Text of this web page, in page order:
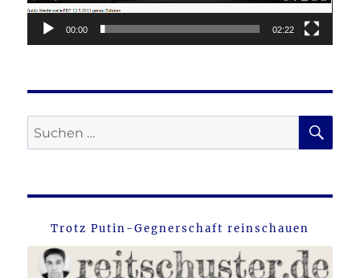
00:00 02:22
Suche
nach:
Trotz Putin-Gegnerschaft reinschauen